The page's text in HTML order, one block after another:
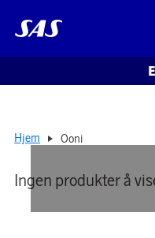
Hjem Ooni
Ingen produkter å